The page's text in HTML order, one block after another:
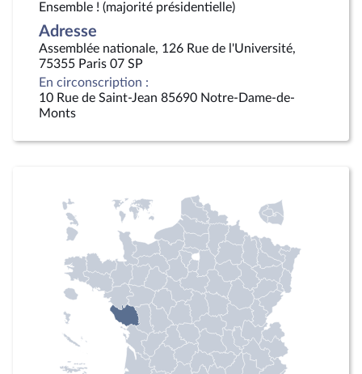
Ensemble ! (majorité présidentielle)
Adresse
Assemblée nationale, 126 Rue de l'Université,
75355 Paris 07 SP
En circonscription :
10 Rue de Saint-Jean 85690 Notre-Dame-de-
Monts